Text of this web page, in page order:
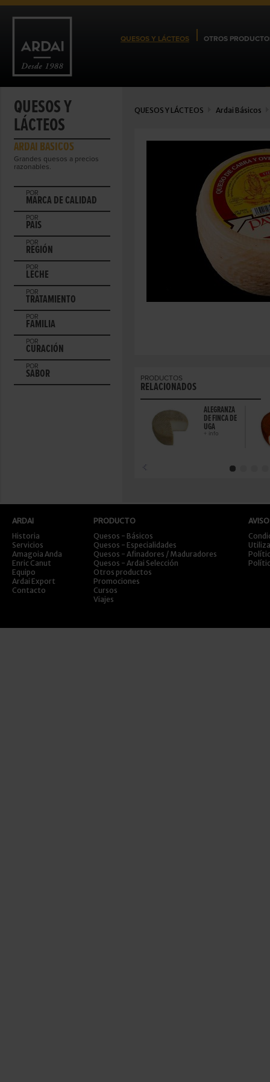
QUESOS Y LÁCTEOS OTROS
QUESOS Y
LÁCTEOS
ARDAI BÁSICOS
Grandes quesos a precios
razonables.
POR
MARCA DE CALIDAD
POR
PAIS
POR
REGIÓN
POR
LECHE
POR
TRATAMIENTO
POR
FAMILIA
POR
CURACIÓN
POR
SABOR
QUESOS Y LÁCTEOS Ardai Básicos
PRODUCTOS
RELACIONADOS
ALEGRANZA
DE FINCA DE
UGA
+ info
ARDAI
Historia
Servicios
Amagoia Anda
Enric Canut
Equipo
Ardai Export
Contacto
PRODUCTO
Quesos - Básicos
Quesos - Especialidades
Quesos - Afinadores / Maduradores
Quesos - Ardai Selección
Otros productos
Promociones
Cursos
Viajes